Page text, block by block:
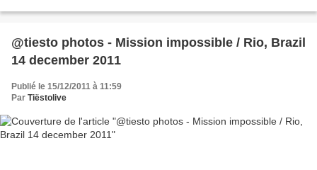
@tiesto photos - Mission impossible / Rio, Brazil
14 december 2011
Publié le 15/12/2011 à 11:59
Par Tiëstolive